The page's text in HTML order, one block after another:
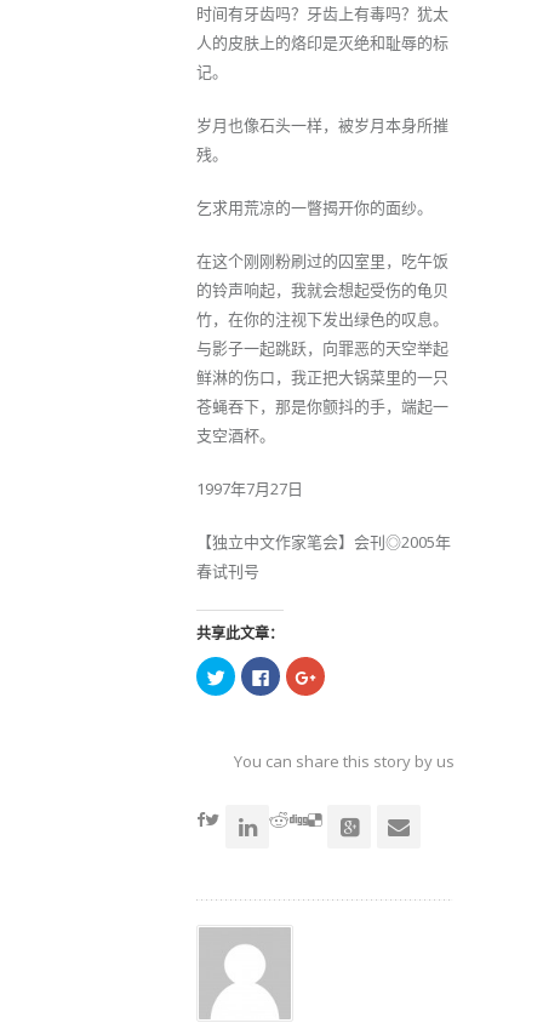
时间有牙齿吗？牙齿上有毒吗？犹太
人的皮肤上的烙印是灭绝和耻辱的标
记。
岁月也像石头一样，被岁月本身所摧
残。
乞求用荒凉的一瞥揭开你的面纱。
在这个刚刚粉刷过的囚室里，吃午饭
的铃声响起，我就会想起受伤的龟贝
竹，在你的注视下发出绿色的叹息。
与影子一起跳跃，向罪恶的天空举起
鲜淋的伤口，我正把大锅菜里的一只
苍蝇吞下，那是你颤抖的手，端起一
支空酒杯。
1997年7月27日
【独立中文作家笔会】会刊◎2005年
春试刊号
共享此文章：
点
击
共
享
窗
口
点
击
共
享
窗
口
点
击
共
享
窗
口
You can share this story by using your